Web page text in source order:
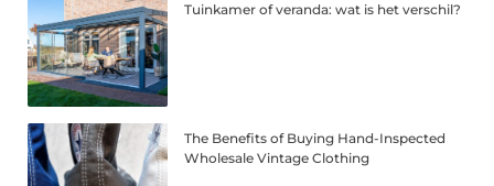
Tuinkamer of veranda: wat is het verschil?
The Benefits of Buying Hand-Inspected
Wholesale Vintage Clothing